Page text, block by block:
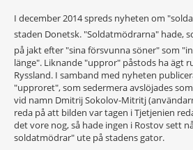
I december 2014 spreds nyheten om
staden Donetsk. "Soldatmödrarna" hade,
på jakt efter "sina försvunna söner" som
länge". Liknande "uppror" påstods ha ägt
Ryssland. I samband med nyheten
"upproret", som sedermera avslöjades
vid namn Dmitrij Sokolov-Mitritj
reda på att bilden var tagen i Tjetjenien
det vore nog, så hade ingen i Rostov sett
soldatmödrar" ute på stadens gator.